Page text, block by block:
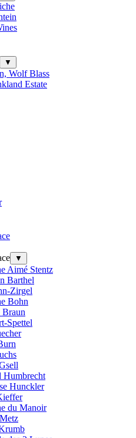
▼
Wolf Blass
Estate
▼
Aimé Stentz
Barthel
Zirgel
Bohn
Spettel
Humbrecht
Hunckler
du Manoir